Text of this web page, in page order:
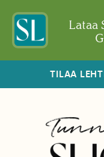
Lataa
TILAA